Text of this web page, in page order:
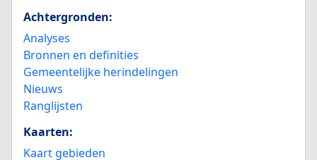
Achtergronden:
Analyses
Bronnen en definities
Gemeentelijke herindelingen
Nieuws
Ranglijsten
Kaarten:
Kaart gebieden